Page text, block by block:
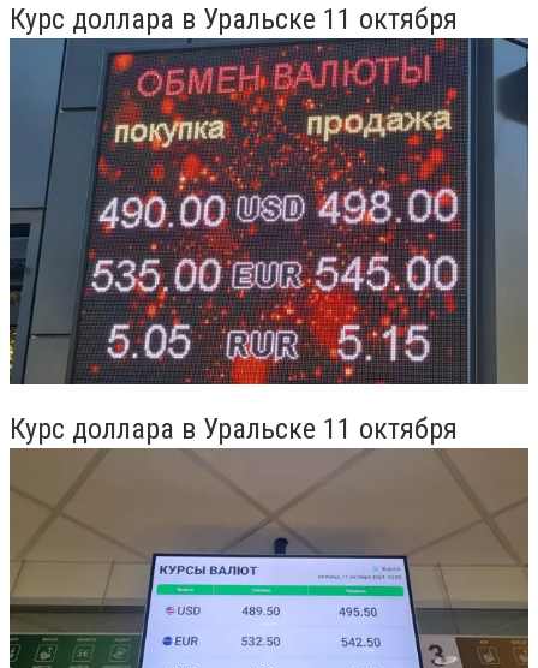
Курс доллара в Уральске 11 октября
Курс доллара в Уральске 11 октября